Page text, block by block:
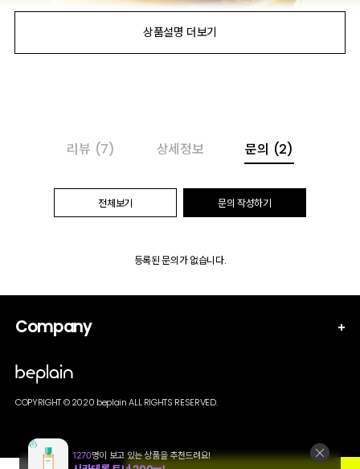
리뷰 (7) 상세정보 문의 (2)
전체보기 문의 작성하기
등록된 문의가 없습니다.
Company
COPYRIGHT © 2020 beplain ALL RIGHTS RESERVED.